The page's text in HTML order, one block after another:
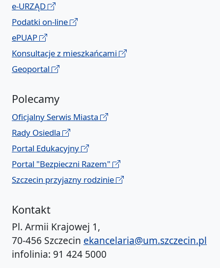
e-URZĄD
Podatki on-line
ePUAP
Konsultacje z mieszkańcami
Geoportal
Polecamy
Oficjalny Serwis Miasta
Rady Osiedla
Portal Edukacyjny
Portal "Bezpieczni Razem"
Szczecin przyjazny rodzinie
Kontakt
Pl. Armii Krajowej 1,
70-456 Szczecin ekancelaria@um.szczecin.pl
infolinia: 91 424 5000